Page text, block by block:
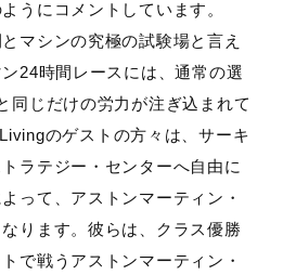
うにコメントしています。
マシンの究極の試験場と言え
24時間レースには、通常の選
同じだけの労力が注ぎ込まれて
のゲストの方々は、サーキ
ラテジー・センターへ自由に
って、アストンマーティン・
ります。彼らは、クラス優勝
で戦うアストンマーティン・